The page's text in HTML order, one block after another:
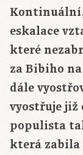
eskalace
které
za Bibiho
dále
vyostřuje
populista
která zabila